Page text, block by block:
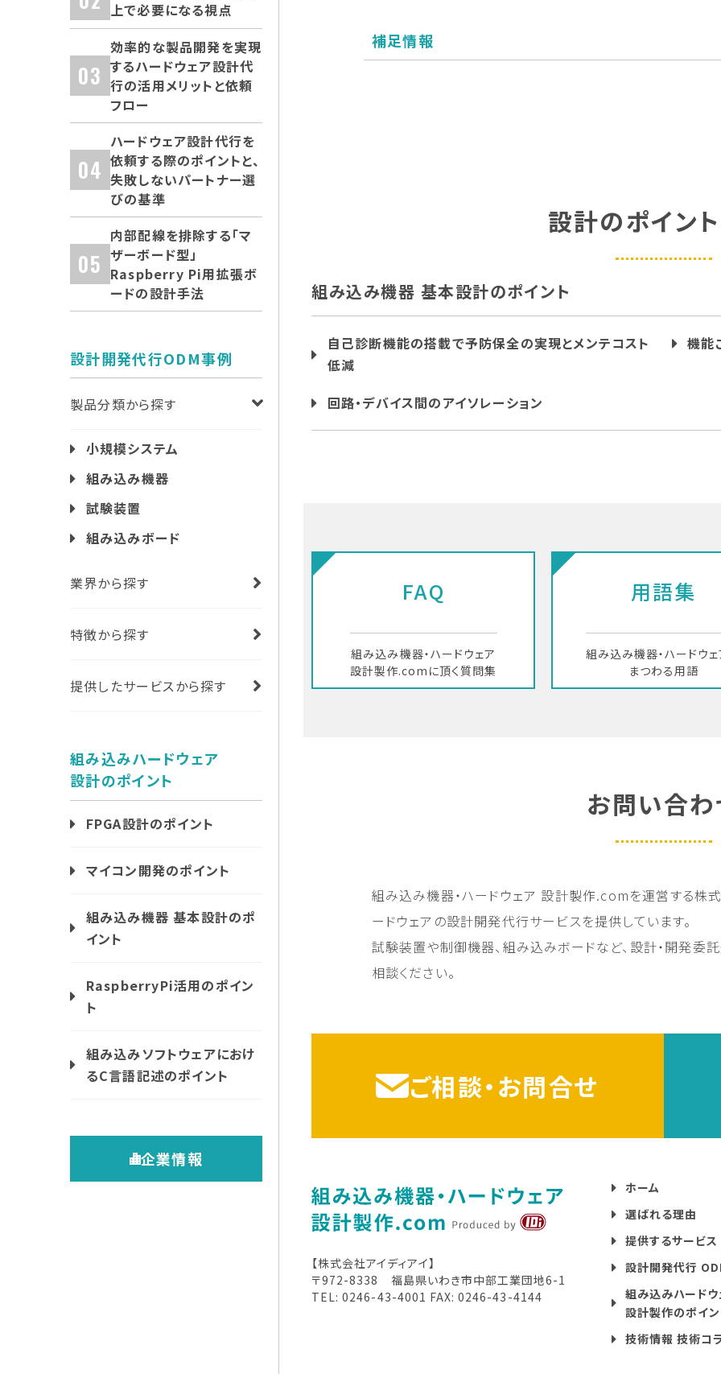
補足情報
設計のポイン
組み込み機器 基本設計のポイント
自己診断機能の搭載で予防保全の実現とメンテコスト
低減
機能
回路・デバイス間のアイソレーション
FAQ
組み込み機器・ハードウェア
設計製作.comに頂く質問集
用語集
組み込み機器・ハードウ
まつわる用語
お問い合
組み込み機器・ハードウェア 設計製作.comを運営する株
ードウェアの設計開発代行サービスを提供しています。
試験装置や制御機器、組み込みボードなど、設計・開発委
相談ください。
ご相談・お問合せ
【株式会社アイディアイ】
〒972-8338 福島県いわき市中部工業団地6-1
TEL: 0246-43-4001 FAX: 0246-43-4144
ホーム
選ばれる理由
提供するサービス
設計開発代行
組み込みハードウ
設計製作のポイ
技術情報 技術コ
上で必要になる視点
効率的な製品開発を実現
するハードウェア設計代
行の活用メリットと依頼
フロー
ハードウェア設計代行を
依頼する際のポイントと、
失敗しないパートナー選
びの基準
内部配線を排除する「マ
ザーボード型」
Raspberry Pi用拡張ボ
ードの設計手法
設計開発代行ODM事例
製品分類から探す
小規模システム
組み込み機器
試験装置
組み込みボード
業界から探す
特徴から探す
提供したサービスから探す
組み込みハードウェア
設計のポイント
FPGA設計のポイント
マイコン開発のポイント
組み込み機器 基本設計のポ
イント
RaspberryPi活用のポイン
ト
組み込みソフトウェアにおけ
るC言語記述のポイント
企業情報